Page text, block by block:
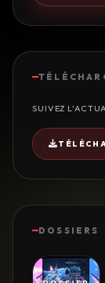
SUIVEZ
DOSSIERS